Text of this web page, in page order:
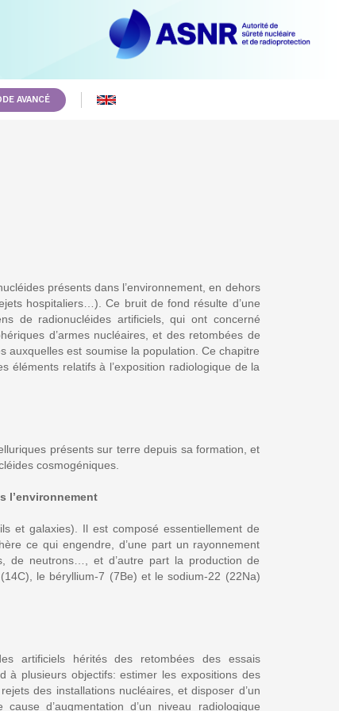
AVANCÉ
présents dans l’environnement, en dehors
hospitaliers…). Ce bruit de fond résulte d’une
de radionucléides artificiels, qui ont concerné
d’armes nucléaires, et des retombées de
auxquelles est soumise la population. Ce chapitre
éléments relatifs à l’exposition radiologique de la
présents sur terre depuis sa formation, et
cosmogéniques.
l’environnement
et galaxies). Il est composé essentiellement de
ce qui engendre, d’une part un rayonnement
de neutrons…, et d’autre part la production de
le béryllium-7 (7Be) et le sodium-22 (22Na)
artificiels hérités des retombées des essais
à plusieurs objectifs: estimer les expositions des
des installations nucléaires, et disposer d’un
d’augmentation d’un niveau radiologique